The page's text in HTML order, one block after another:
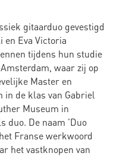
gitaarduo gevestigd
en Eva Victoria
tijdens hun studie
waar zij op
Master en
in de klas van Gabriel
Museum in
duo. De naam 'Duo
Franse werkwoord
het vastknopen van